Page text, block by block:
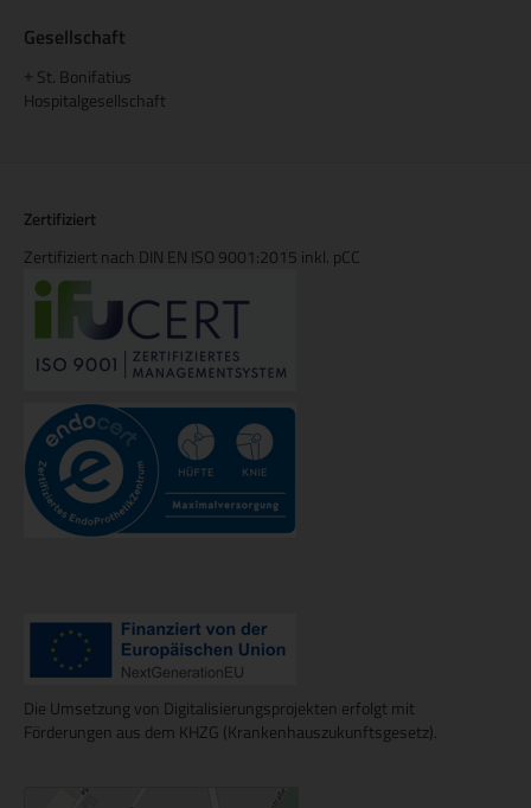
Gesellschaft
St. Bonifatius
Hospitalgesellschaft
Zertifiziert
Zertifiziert nach DIN EN ISO 9001:2015 inkl. pCC
Die Umsetzung von Digitalisierungsprojekten erfolgt mit
Förderungen aus dem KHZG (Krankenhauszukunftsgesetz).